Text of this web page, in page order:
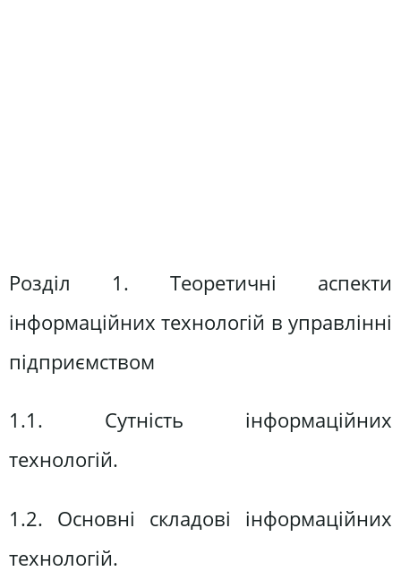
Розділ 1. Теоретичні аспекти
інформаційних технологій в управлінні
підприємством
1.1. Сутність інформаційних
технологій.
1.2. Основні складові інформаційних
технологій.